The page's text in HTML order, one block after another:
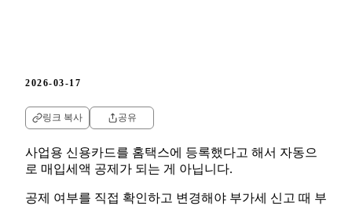
2026-03-17
링크 복사 공유
사업용 신용카드를 홈택스에 등록했다고 해서 자동으
로 매입세액 공제가 되는 게 아닙니다.
공제 여부를 직접 확인하고 변경해야 부가세 신고 때 부